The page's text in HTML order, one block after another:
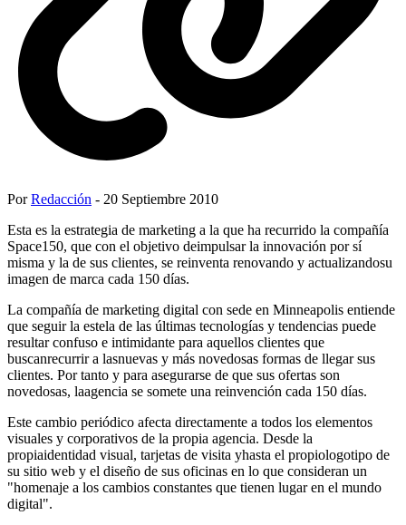
PorRedacción - 20 Septiembre 2010
Esta es la estrategia de marketing a la que ha recurrido la compañía
Space150, que con el objetivo deimpulsar la innovación por sí
misma y la de sus clientes, se reinventa renovando y actualizandosu
imagen de marca cada 150 días.
La compañía de marketing digital con sede en Minneapolis entiende
que seguir la estela de las últimas tecnologías y tendencias puede
resultar confuso e intimidante para aquellos clientes que
buscanrecurrir a lasnuevas y más novedosas formas de llegar sus
clientes. Por tanto y para asegurarse de que sus ofertas son
novedosas, laagencia se somete una reinvención cada 150 días.
Este cambio periódico afecta directamente a todos los elementos
visuales y corporativos de la propia agencia. Desde la
propiaidentidad visual, tarjetas de visita yhasta el propiologotipo de
su sitio web y el diseño de sus oficinas en lo que consideran un
"homenaje a los cambios constantes que tienen lugar en el mundo
digital".